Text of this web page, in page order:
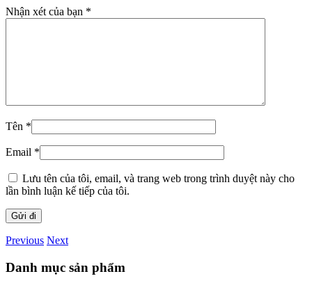
Nhận xét của bạn *
Tên *
Email *
Lưu tên của tôi, email, và trang web trong trình duyệt này cho
lần bình luận kế tiếp của tôi.
Previous Next
Danh mục sản phẩm